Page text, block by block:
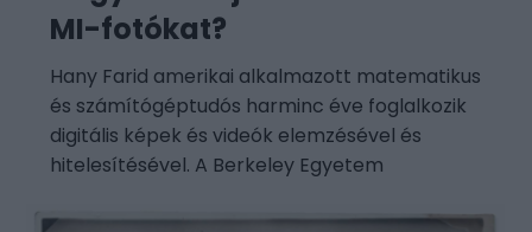
MI-fotókat?
Hany Farid amerikai alkalmazott matematikus
és számítógéptudós harminc éve foglalkozik
digitális képek és videók elemzésével és
hitelesítésével. A Berkeley Egyetem